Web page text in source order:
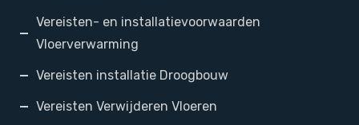
Vereisten- en installatievoorwaarden
Vloerverwarming
Vereisten installatie Droogbouw
Vereisten Verwijderen Vloeren